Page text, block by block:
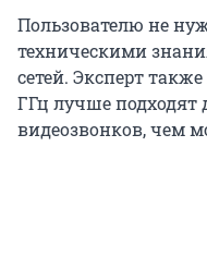
Пользователю не
техническими
сетей. Эксперт
ГГц лучше подходят
видеозвонков, чем